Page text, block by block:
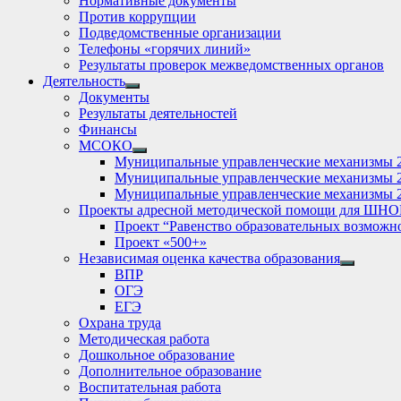
Против коррупции
Подведомственные организации
Телефоны «горячих линий»
Результаты проверок межведомственных органов
Деятельность
Show
sub
menu
Документы
Результаты деятельностей
Финансы
МСОКО
Show
sub
menu
Муниципальные управленческие механизмы
Муниципальные управленческие механизмы
Муниципальные управленческие механизмы
Проекты адресной методической помощи для
Проект “Равенство образовательных
Проект «500+»
Независимая оценка качества образования
Show
ВПР
ОГЭ
ЕГЭ
Охрана труда
Методическая работа
Дошкольное образование
Дополнительное образование
Воспитательная работа